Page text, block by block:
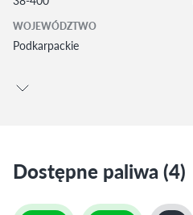
WOJEWÓDZTWO
Podkarpackie
Dostępne paliwa (4)